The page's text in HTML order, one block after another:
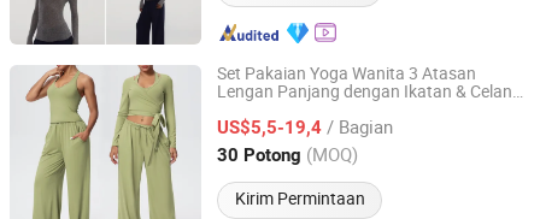
Set Pakaian Yoga Wanita 3 Atasan
Lengan Panjang dengan Ikatan & Celana
US$5,5-19,4 / Bagian
30 Potong (MOQ)
Kirim Permintaan
Laoling Hairui Garment Co., Ltd.
Shandong, China Harga mulai 2026